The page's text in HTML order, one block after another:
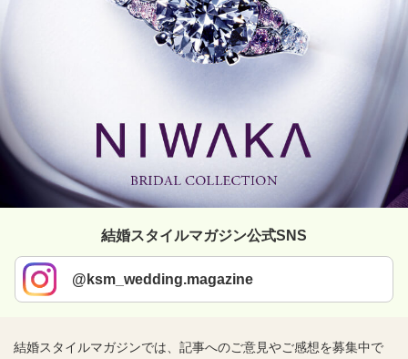
結婚スタイルマガジン公式SNS
@ksm_wedding.magazine
結婚スタイルマガジンでは、記事へのご意見やご感想を募集中で